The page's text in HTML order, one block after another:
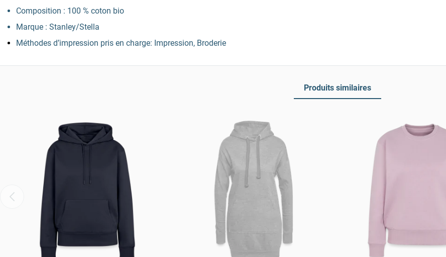
Composition : 100 % coton bio
Marque : Stanley/Stella
Méthodes d’impression pris en charge: Impression, Broderie
Produits similaires